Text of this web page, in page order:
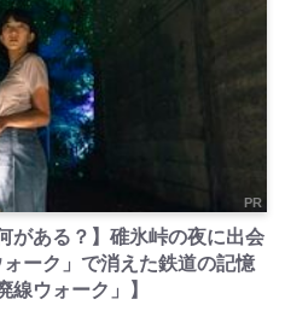
PR
がある？】碓氷峠の夜に出会
ーク」で消えた鉄道の記憶
線ウォーク」】